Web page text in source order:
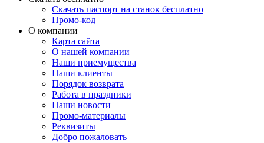
Скачать паспорт на станок бесплатно
Промо-код
О компании
Карта сайта
О нашей компании
Наши приемущества
Наши клиенты
Порядок возврата
Работа в праздники
Наши новости
Промо-материалы
Реквизиты
Добро пожаловать